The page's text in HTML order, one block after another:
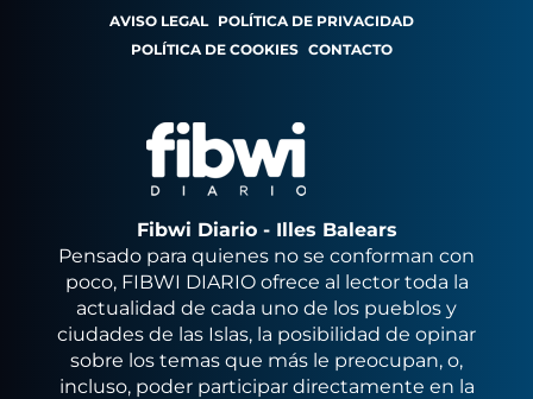
AVISO LEGAL POLÍTICA DE PRIVACIDAD
POLÍTICA DE COOKIES CONTACTO
Fibwi Diario - Illes Balears
Pensado para quienes no se conforman con
poco, FIBWI DIARIO ofrece al lector toda la
actualidad de cada uno de los pueblos y
ciudades de las Islas, la posibilidad de opinar
sobre los temas que más le preocupan, o,
incluso, poder participar directamente en la